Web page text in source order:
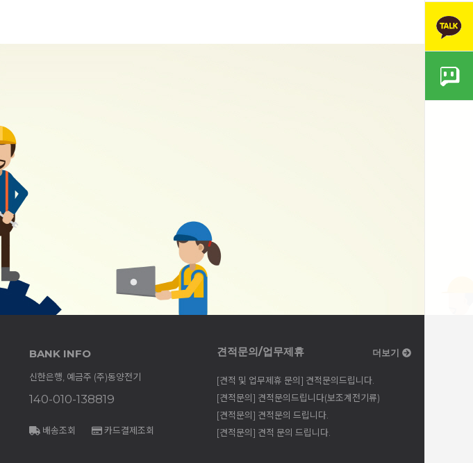
BANK INFO
신한은행, 예금주 (주)동양전기
140-010-138819
배송조회 카드결제조회
견적문의/업무제휴 더보기
[견적 및 업무제휴 문의] 견적문의드립니다.
[견적문의] 견적문의드립니다(보조계전기류)
[견적문의] 견적문의 드립니다.
[견적문의] 견적 문의 드립니다.